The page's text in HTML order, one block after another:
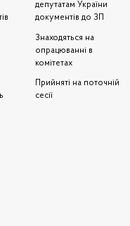
депутатам України
документів до ЗП
Знаходяться на
опрацюванні в
комітетах
Прийняті на поточній
сесії